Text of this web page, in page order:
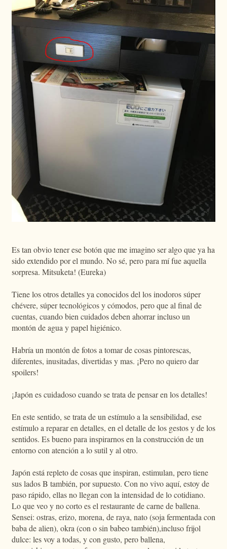
Es tan obvio tener ese botón que me imagino ser algo que ya ha
sido extendido por el mundo. No sé, pero para mí fue aquella
sorpresa. Mitsuketa! (Eureka)
Tiene los otros detalles ya conocidos del los inodoros súper
chévere, súper tecnológicos y cómodos, pero que al final de
cuentas, cuando bien cuidados deben ahorrar incluso un
montón de agua y papel higiénico.
Habría un montón de fotos a tomar de cosas pintorescas,
diferentes, inusitadas, divertidas y mas. ¡Pero no quiero dar
spoilers!
¡Japón es cuidadoso cuando se trata de pensar en los detalles!
En este sentido, se trata de un estímulo a la sensibilidad, ese
estímulo a reparar en detalles, en el detalle de los gestos y de los
sentidos. Es bueno para inspirarnos en la construcción de un
entorno con atención a lo sutil y al otro.
Japón está repleto de cosas que inspiran, estimulan, pero tiene
sus lados B también, por supuesto. Con no vivo aquí, estoy de
paso rápido, ellas no llegan con la intensidad de lo cotidiano.
Lo que veo y no corto es el restaurante de carne de ballena.
Sensei: ostras, erizo, morena, de raya, nato (soja fermentada con
baba de alien), okra (con o sin babeo también),incluso frijol
dulce: les voy a todas, y con gusto, pero ballena,